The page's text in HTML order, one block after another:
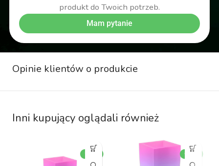
produkt do Twoich potrzeb.
Mam pytanie
Opinie klientów o produkcie
Inni kupujący oglądali również